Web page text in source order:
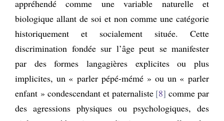
appréhendé comme une variable naturelle et
biologique allant de soi et non comme une catégorie
historiquement et socialement située. Cette
discrimination fondée sur l’âge peut se manifester
par des formes langagières explicites ou plus
implicites, un « parler pépé-mémé » ou un « parler
enfant » condescendant et paternaliste 8 comme par
des agressions physiques ou psychologiques, des